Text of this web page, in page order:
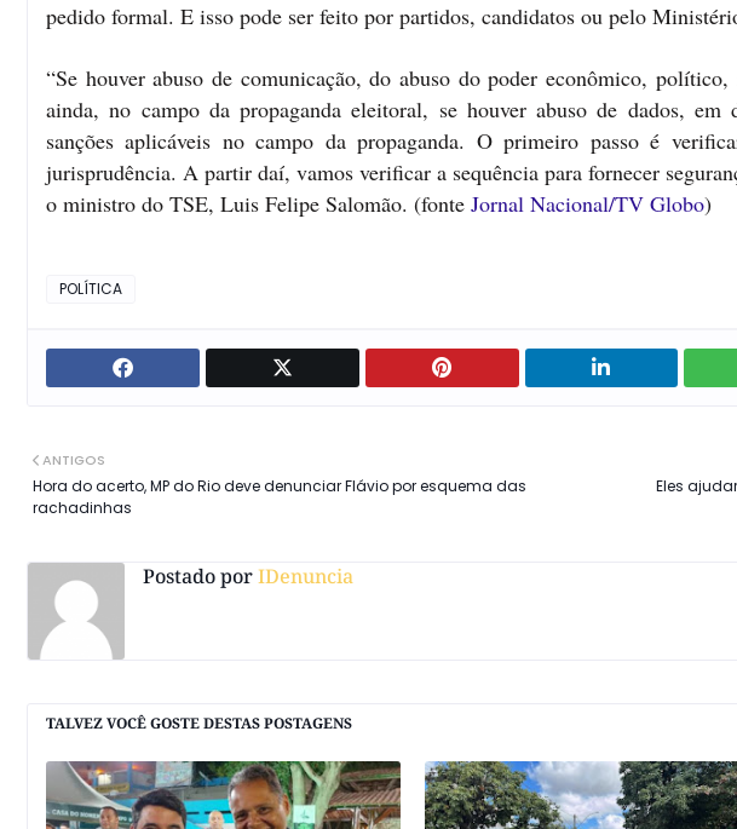
pedido formal. E isso pode ser feito por partidos, candidatos ou pelo
“Se houver abuso de comunicação, do abuso do poder econômico,
ainda, no campo da propaganda eleitoral, se houver abuso de dados,
sanções aplicáveis no campo da propaganda. O primeiro passo é
jurisprudência. A partir daí, vamos verificar a sequência para fornecer
o ministro do TSE, Luis Felipe Salomão. (fonte Jornal Nacional/TV Globo)
POLÍTICA
Eles
ANTIGOS
Hora do acerto, MP do Rio deve denunciar Flávio por esquema das
rachadinhas
Postado porIDenuncia
TALVEZ VOCÊ GOSTE DESTAS POSTAGENS